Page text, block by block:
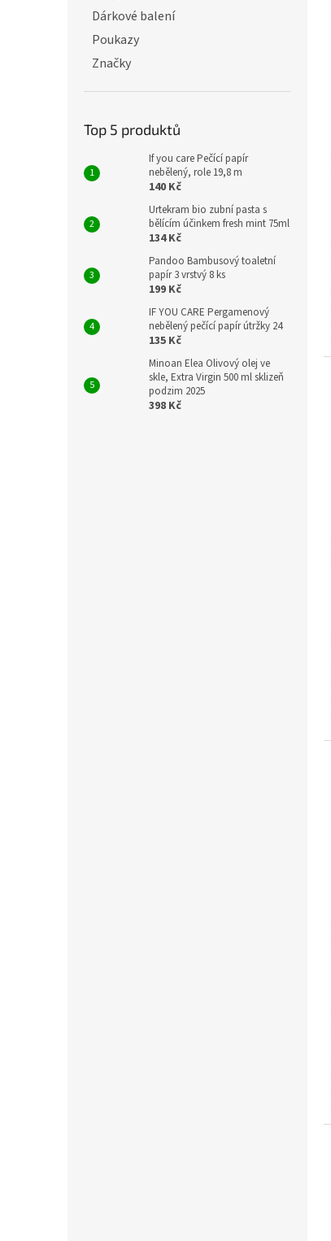
Dárkové balení
Poukazy
Značky
Top 5 produktů
If you care Pečící papír
nebělený, role 19,8 m
140 Kč
Urtekram bio zubní pasta s
bělícím účinkem fresh mint 75ml
134 Kč
Pandoo Bambusový toaletní
papír 3 vrstvý 8 ks
199 Kč
IF YOU CARE Pergamenový
nebělený pečící papír útržky 24
135 Kč
Minoan Elea Olivový olej ve
skle, Extra Virgin 500 ml sklizeň
podzim 2025
398 Kč